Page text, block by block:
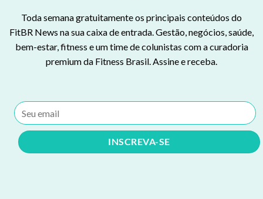
Toda semana gratuitamente os principais conteúdos do
FitBR News na sua caixa de entrada. Gestão, negócios, saúde,
bem-estar, fitness e um time de colunistas com a curadoria
premium da Fitness Brasil. Assine e receba.